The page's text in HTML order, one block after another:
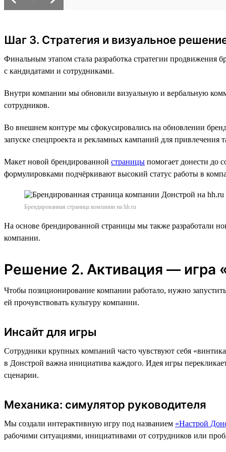
Шаг 3. Стратегия и визуальное
Финальным этапом стала разработка стратегии продвижения
с кандидатами и сотрудниками.
Внутри компании мы обновили визуальную и вербальную
сотрудников.
Во внешнем контуре мы сфокусировались на обновлении
запуске спецпроекта и рекламных кампаний для привлечения
Макет новой брендированной страницы помогает донести до
формулировками подчёркивают высокий статус работы в
Брендированная страница компании на hh.ru
На основе брендированной страницы мы также разработали
компании.
Решение 2. Активация — игра
Чтобы позиционирование компании работало, нужно
ей прочувствовать культуру компании.
Инсайт для игры
Сотрудники крупных компаний часто чувствуют себя
в Донстрой важна инициатива каждого. Идея игры
сценарии.
Механика: симулятор руководителя
Мы создали интерактивную игру под названием «Настрой
рабочими ситуациями, инициативами от сотрудников или